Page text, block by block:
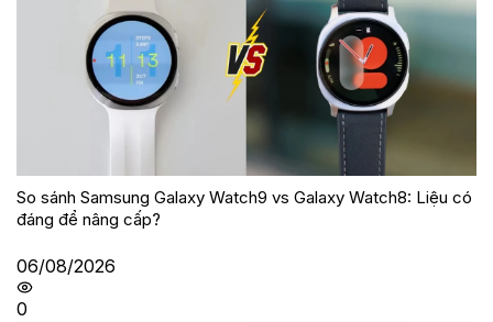
So sánh Samsung Galaxy Watch9 vs Galaxy Watch8: Liệu có
đáng để nâng cấp?
06/08/2026
0